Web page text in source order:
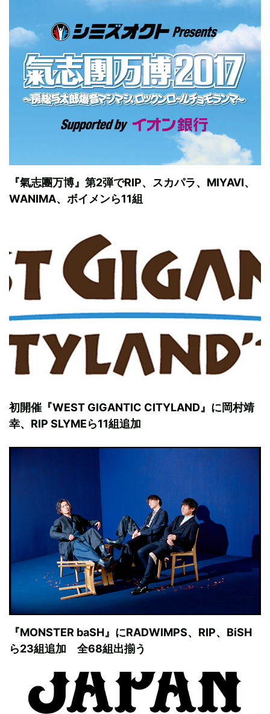
『氣志團万博』第2弾でRIP、スカパラ、MIYAVI、
WANIMA、ボイメンら11組
初開催『WEST GIGANTIC CITYLAND』に岡村靖
幸、RIP SLYMEら11組追加
『MONSTER baSH』にRADWIMPS、RIP、BiSH
ら23組追加 全68組出揃う